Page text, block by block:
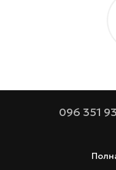
096 351